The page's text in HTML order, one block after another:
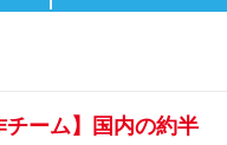
チーム】国内の約半